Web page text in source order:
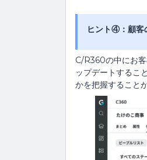
ヒント④：顧客
C/R360の中にお
ップデートするこ
かを把握すること